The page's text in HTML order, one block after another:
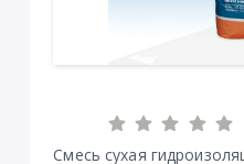
Смесь сухая